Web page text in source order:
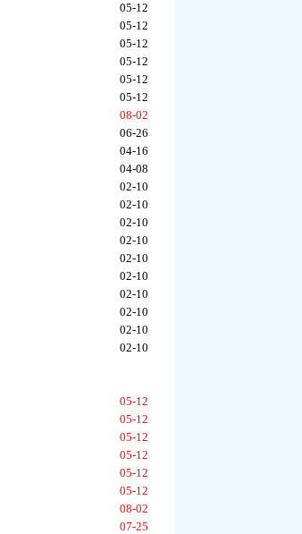
05-12
05-12
05-12
05-12
05-12
05-12
08-02
06-26
04-16
04-08
02-10
02-10
02-10
02-10
02-10
02-10
02-10
02-10
02-10
02-10
05-12
05-12
05-12
05-12
05-12
05-12
08-02
07-25